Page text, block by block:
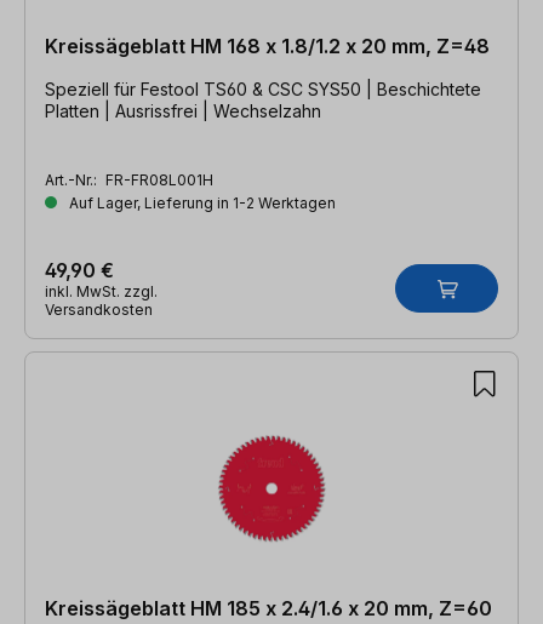
Kreissägeblatt HM 168 x 1.8/1.2 x 20 mm, Z=48
Speziell für Festool TS60 & CSC SYS50 | Beschichtete
Platten | Ausrissfrei | Wechselzahn
Art.-Nr.: FR-FR08L001H
Auf Lager, Lieferung in 1-2 Werktagen
49,90 €
inkl. MwSt. zzgl.
Versandkosten
Kreissägeblatt HM 185 x 2.4/1.6 x 20 mm, Z=60